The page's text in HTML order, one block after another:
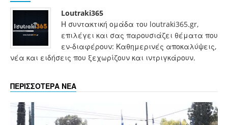
Loutraki365
Η συντακτική ομάδα του loutraki365.gr,
επιλέγει και σας παρουσιάζει θέματα που
εν-διαφέρουν: Καθημερινές αποκαλύψεις,
νέα και ειδήσεις που ξεχωρίζουν και ιντριγκάρουν.
ΠΕΡΙΣΣΟΤΕΡΑ ΝΕΑ